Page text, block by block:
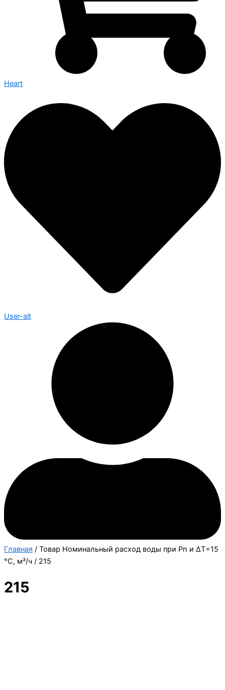
Heart
User-alt
Главная / Товар Номинальный расход воды при Pn и ∆Т=15
°С, м³/ч / 215
215